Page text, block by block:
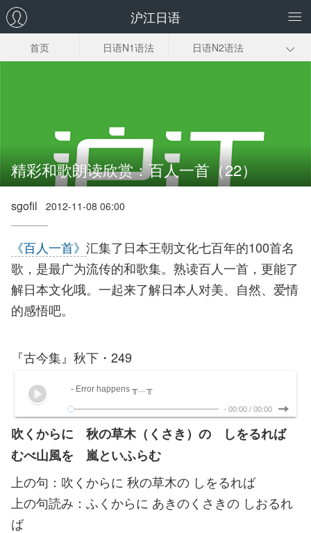
沪江日语
首页 日语N1语法 日语N2语法
日语语法入门
精彩和歌朗读欣赏：百人一首（22）
sgofil 2012-11-08 06:00
《百人一首》 汇集了日本王朝文化七百年的100首名
歌，是最广为流传的和歌集。熟读百人一首，更能了
解日本文化哦。一起来了解日本人对美、自然、爱情
的感悟吧。
『古今集』秋下・249
- Error happens ╥﹏╥
- 00:00 / 00:00
吹くからに 秋の草木（くさき）の しをるれば
むべ山風を 嵐といふらむ
上の句：吹くからに 秋の草木の しをるれば
上の句読み：ふくからに あきのくさきの しおるれ
ば